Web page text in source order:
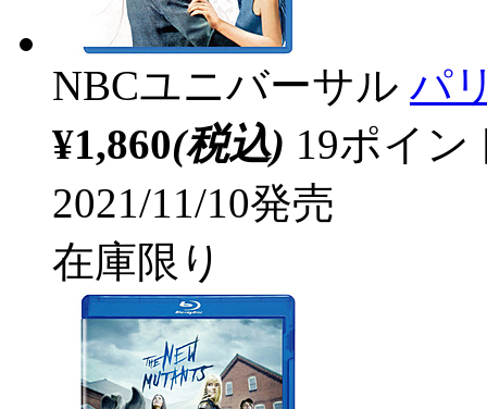
NBCユニバーサル パ
¥1,860(税込) 19ポイ
2021/11/10発売
在庫限り